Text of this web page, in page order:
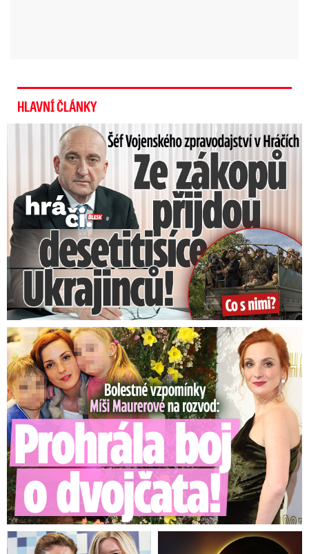
HLAVNÍ ČLÁNKY
Šéf Vojenského zpravodajství: Přijdou desetitisíce Ukrajinců
Bolestné vzpomínky Míši Maurerové: Prohrála boj o dvojčata!